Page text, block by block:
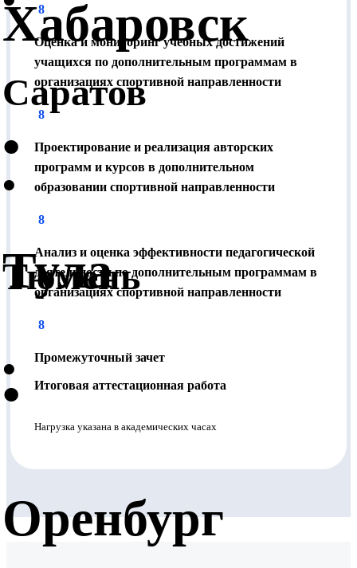
кабинет налогоплательщика). Размер налогового
вычета зависит от Вашей ставки НДФЛ (минимум -
13 %).
Как получить документы?
метро Семеновская, ул. Ткацкая, д. 1) или по почте.
Отправка по России производится бесплатно.
Саратов
•
Тюмень
•
Хабаровск
•
Тула
•
Оренбург
8
Оценка и мониторинг учебных достижений
учащихся по дополнительным программам в
организациях спортивной направленности
8
Проектирование и реализация авторских
программ и курсов в дополнительном
образовании спортивной направленности
8
Анализ и оценка эффективности педагогической
деятельности по дополнительным программам в
организациях спортивной направленности
8
Промежуточный зачет
Итоговая аттестационная работа
Нагрузка указана в академических часах